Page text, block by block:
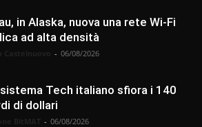
in Alaska, nuova una rete Wi-Fi
ad alta densità
- 06/08/2026
Tech italiano sfiora i 140
di dollari
- 06/08/2026